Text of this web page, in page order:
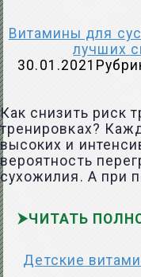
Витамины для
лучших
30.01.2021
Как снизить риск
тренировках?
высоких и
вероятность
сухожилия. А при
ЧИТАТЬ
Детские